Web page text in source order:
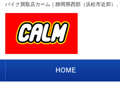
バイク買取店カーム｜静岡県西部（浜松市近郊）
HOME